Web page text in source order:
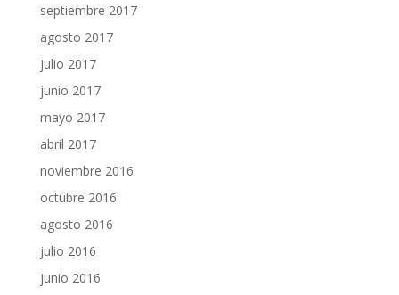
septiembre 2017
agosto 2017
julio 2017
junio 2017
mayo 2017
abril 2017
noviembre 2016
octubre 2016
agosto 2016
julio 2016
junio 2016